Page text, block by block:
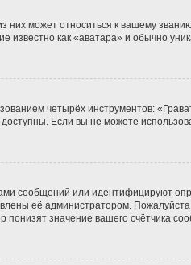
может относиться к вашему
как «аватара» и обычно
четырёх инструментов:
Если вы не можете
сообщений или идентифицируют
её администратором.
значение вашего счётчика